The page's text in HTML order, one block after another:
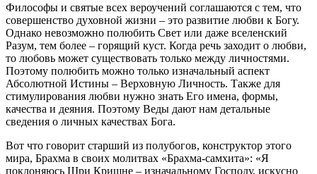
Философы и святые всех вероучений соглашаются с тем, что
совершенство духовной жизни – это развитие любви к Богу.
Однако невозможно полюбить Свет или даже вселенский
Разум, тем более – горящий куст. Когда речь заходит о любви,
то любовь может существовать только между личностями.
Поэтому полюбить можно только изначальный аспект
Абсолютной Истины – Верховную Личность. Также для
стимулирования любви нужно знать Его имена, формы,
качества и деяния. Поэтому Веды дают нам детальные
сведения о личных качествах Бога.
Вот что говорит старший из полубогов, конструктор этого
мира, Брахма в своих молитвах «Брахма-самхита»: «Я
поклоняюсь Шри Кришне – изначальному Господу, искусно